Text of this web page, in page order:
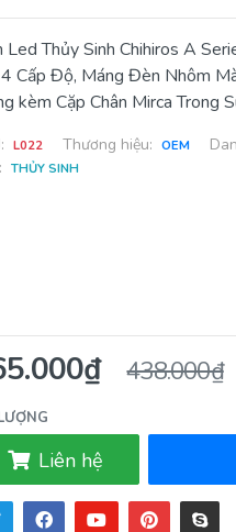
Thủy Sinh Chihiros A
Cấp Độ, Máng Đèn Nhôm
kèm Cặp Chân Mirca Trong
L022 Thương hiệu: OEM
THỦY SINH
438.000₫
Liên hệ